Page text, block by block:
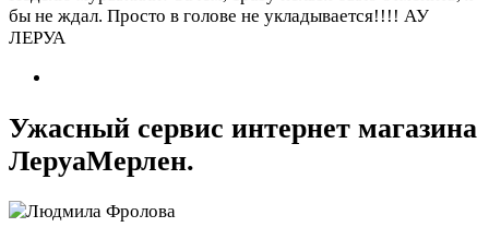
бы не ждал. Просто в голове не укладывается!!!! АУ
ЛЕРУА
Ужасный сервис интернет магазина
ЛеруаМерлен.